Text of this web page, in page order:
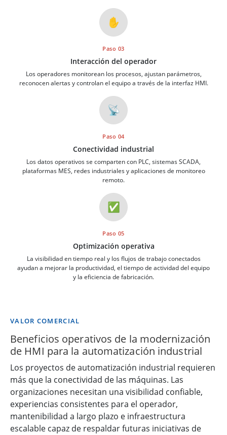
✋
Paso 03
Interacción del operador
Los operadores monitorean los procesos, ajustan parámetros,
reconocen alertas y controlan el equipo a través de la interfaz HMI.
📡
Paso 04
Conectividad industrial
Los datos operativos se comparten con PLC, sistemas SCADA,
plataformas MES, redes industriales y aplicaciones de monitoreo
remoto.
✅
Paso 05
Optimización operativa
La visibilidad en tiempo real y los flujos de trabajo conectados
ayudan a mejorar la productividad, el tiempo de actividad del equipo
y la eficiencia de fabricación.
VALOR COMERCIAL
Beneficios operativos de la modernización
de HMI para la automatización industrial
Los proyectos de automatización industrial requieren
más que la conectividad de las máquinas. Las
organizaciones necesitan una visibilidad confiable,
experiencias consistentes para el operador,
mantenibilidad a largo plazo e infraestructura
escalable capaz de respaldar futuras iniciativas de